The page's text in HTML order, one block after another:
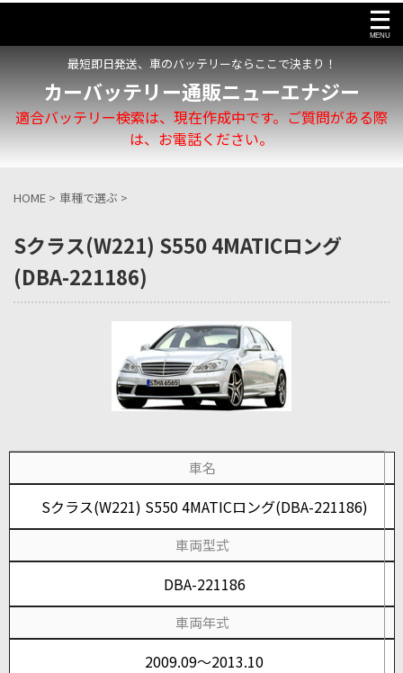
最短即日発送、車のバッテリーならここで決まり！
カーバッテリー通販ニューエナジー
適合バッテリー検索は、現在作成中です。ご質問がある際
は、お電話ください。
HOME > 車種で選ぶ >
Sクラス(W221) S550 4MATICロング
(DBA-221186)
車名
Sクラス(W221) S550 4MATICロング(DBA-221186)
車両型式
DBA-221186
車両年式
2009.09～2013.10